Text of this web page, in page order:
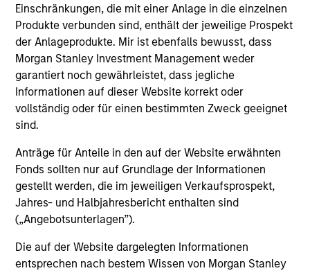
Einschränkungen, die mit einer Anlage in die einzelnen
Produkte verbunden sind, enthält der jeweilige Prospekt
der Anlageprodukte. Mir ist ebenfalls bewusst, dass
Morgan Stanley Investment Management weder
garantiert noch gewährleistet, dass jegliche
Informationen auf dieser Website korrekt oder
vollständig oder für einen bestimmten Zweck geeignet
sind.
Anträge für Anteile in den auf der Website erwähnten
Fonds sollten nur auf Grundlage der Informationen
gestellt werden, die im jeweiligen Verkaufsprospekt,
Jahres- und Halbjahresbericht enthalten sind
(„Angebotsunterlagen”).
Die auf der Website dargelegten Informationen
entsprechen nach bestem Wissen von Morgan Stanley
based support and solutions.
Investment solutions
Strategies to meet a range of investor
cash-management needs – from liquidity
customized solutions.